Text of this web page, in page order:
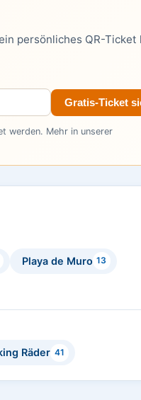
persönliches QR-Ticket
Gratis-Ticket
werden. Mehr in unserer
Playa de Muro 13
Räder 41